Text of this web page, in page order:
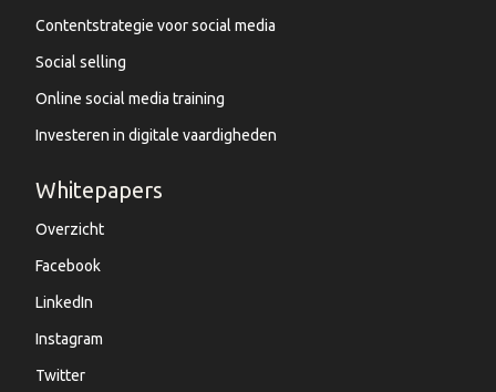
Contentstrategie voor social media
Social selling
Online social media training
Investeren in digitale vaardigheden
Whitepapers
Overzicht
Facebook
LinkedIn
Instagram
Twitter